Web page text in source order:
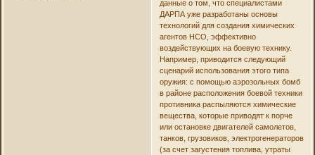
данные о том, что специалистами
ДАРПА уже разработаны основы
технологий для создания химических
агентов НСО, эффективно
воздействующих на боевую технику.
Например, приводится следующий
сценарий использования этого типа
оружия: с помощью аэрозольных бомб
в районе расположения боевой техники
противника распыляются химические
вещества, которые приводят к порче
или остановке двигателей самолетов,
танков, грузовиков, электрогенераторов
(за счет загустения топлива, утраты